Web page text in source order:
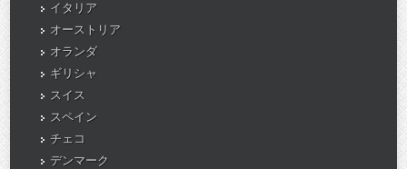
イタリア
オーストリア
オランダ
ギリシャ
スイス
スペイン
チェコ
デンマーク